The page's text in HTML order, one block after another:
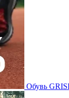
Обувь